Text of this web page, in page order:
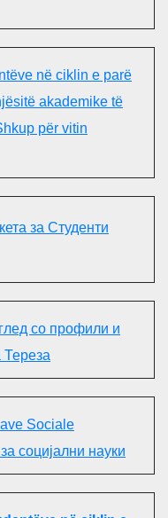
në ciklin e parë
akademike të
për vitin
за Студенти
со профили и
Тереза
Sociale
социјални науки